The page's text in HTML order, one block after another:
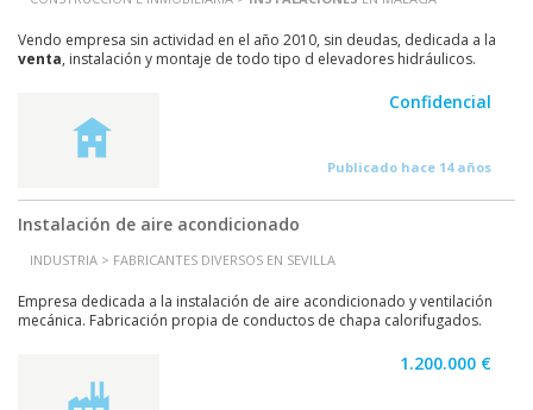
Vendo empresa sin actividad en el año 2010, sin deudas, dedicada a la
venta, instalación y montaje de todo tipo d elevadores hidráulicos.
Confidencial
Publicado hace 14 años
Instalación de aire acondicionado
INDUSTRIA > FABRICANTES DIVERSOS EN SEVILLA
Empresa dedicada a la instalación de aire acondicionado y ventilación
mecánica. Fabricación propia de conductos de chapa calorifugados.
1.200.000 €